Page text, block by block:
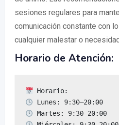
sesiones regulares para
comunicación constante con
cualquier malestar o
Horario de Atención: